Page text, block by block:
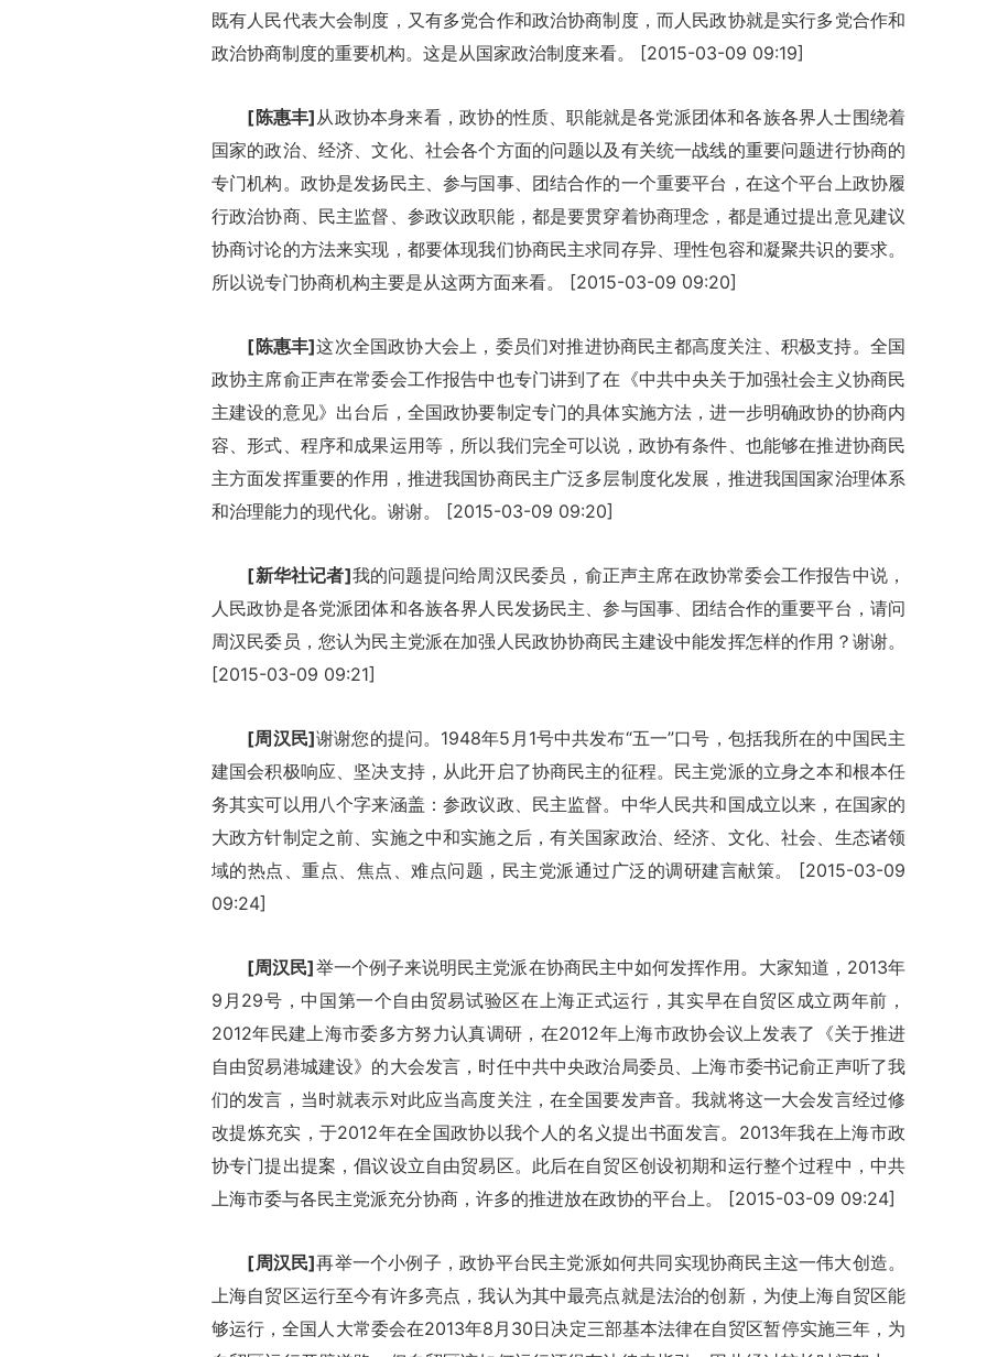
既有人民代表大会制度，又有多党合作和政治协商制度，而人民政协就是实行多党合作和
政治协商制度的重要机构。这是从国家政治制度来看。 [2015-03-09 09:19]
[陈惠丰]从政协本身来看，政协的性质、职能就是各党派团体和各族各界人士围绕着
国家的政治、经济、文化、社会各个方面的问题以及有关统一战线的重要问题进行协商的
专门机构。政协是发扬民主、参与国事、团结合作的一个重要平台，在这个平台上政协履
行政治协商、民主监督、参政议政职能，都是要贯穿着协商理念，都是通过提出意见建议
协商讨论的方法来实现，都要体现我们协商民主求同存异、理性包容和凝聚共识的要求。
所以说专门协商机构主要是从这两方面来看。 [2015-03-09 09:20]
[陈惠丰]这次全国政协大会上，委员们对推进协商民主都高度关注、积极支持。全国
政协主席俞正声在常委会工作报告中也专门讲到了在《中共中央关于加强社会主义协商民
主建设的意见》出台后，全国政协要制定专门的具体实施方法，进一步明确政协的协商内
容、形式、程序和成果运用等，所以我们完全可以说，政协有条件、也能够在推进协商民
主方面发挥重要的作用，推进我国协商民主广泛多层制度化发展，推进我国国家治理体系
和治理能力的现代化。谢谢。 [2015-03-09 09:20]
[新华社记者]我的问题提问给周汉民委员，俞正声主席在政协常委会工作报告中说，
人民政协是各党派团体和各族各界人民发扬民主、参与国事、团结合作的重要平台，请问
周汉民委员，您认为民主党派在加强人民政协协商民主建设中能发挥怎样的作用？谢谢。
[2015-03-09 09:21]
[周汉民]谢谢您的提问。1948年5月1号中共发布“五一”口号，包括我所在的中国民主
建国会积极响应、坚决支持，从此开启了协商民主的征程。民主党派的立身之本和根本任
务其实可以用八个字来涵盖：参政议政、民主监督。中华人民共和国成立以来，在国家的
大政方针制定之前、实施之中和实施之后，有关国家政治、经济、文化、社会、生态诸领
域的热点、重点、焦点、难点问题，民主党派通过广泛的调研建言献策。 [2015-03-09
09:24]
[周汉民]举一个例子来说明民主党派在协商民主中如何发挥作用。大家知道，2013年
9月29号，中国第一个自由贸易试验区在上海正式运行，其实早在自贸区成立两年前，
2012年民建上海市委多方努力认真调研，在2012年上海市政协会议上发表了《关于推进
自由贸易港城建设》的大会发言，时任中共中央政治局委员、上海市委书记俞正声听了我
们的发言，当时就表示对此应当高度关注，在全国要发声音。我就将这一大会发言经过修
改提炼充实，于2012年在全国政协以我个人的名义提出书面发言。2013年我在上海市政
协专门提出提案，倡议设立自由贸易区。此后在自贸区创设初期和运行整个过程中，中共
上海市委与各民主党派充分协商，许多的推进放在政协的平台上。 [2015-03-09 09:24]
[周汉民]再举一个小例子，政协平台民主党派如何共同实现协商民主这一伟大创造。
上海自贸区运行至今有许多亮点，我认为其中最亮点就是法治的创新，为使上海自贸区能
够运行，全国人大常委会在2013年8月30日决定三部基本法律在自贸区暂停实施三年，为